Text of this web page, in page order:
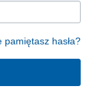
pamiętasz hasła?